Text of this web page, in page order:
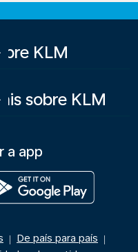
KLM
sobre KLM
a app
| De país para país |